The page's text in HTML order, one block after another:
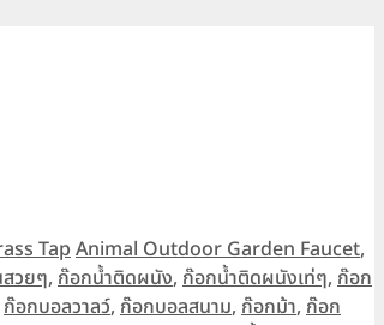
TapTags
Animal Outdoor Garden Faucet,
วยๆ, ก๊อกน้ำติดผนัง, ก๊อกน้ำติดผนังเท่ๆ, ก๊อก
ก๊อกบอลวาลว์, ก๊อกบอลสนาม, ก๊อกม้า, ก๊อก